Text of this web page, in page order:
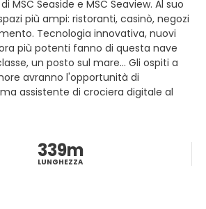
MSC Seaside e MSC Seaview. Al suo
più ampi: ristoranti, casinò, negozi
Tecnologia innovativa, nuovi
più potenti fanno di questa nave
un posto sul mare... Gli ospiti a
avranno l'opportunità di
assistente di crociera digitale al
339m
LUNGHEZZA